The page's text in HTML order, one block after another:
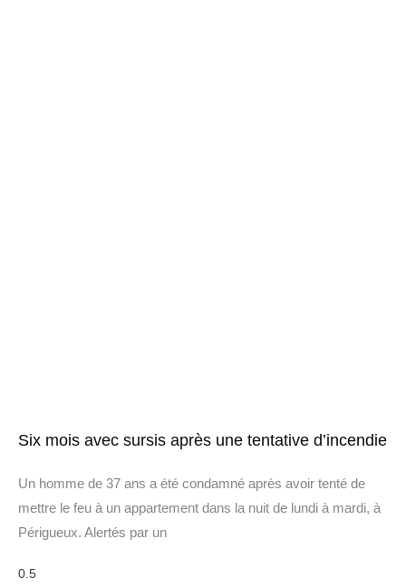
Six mois avec sursis après une tentative d’incendie
Un homme de 37 ans a été condamné après avoir tenté de
mettre le feu à un appartement dans la nuit de lundi à mardi, à
Périgueux. Alertés par un